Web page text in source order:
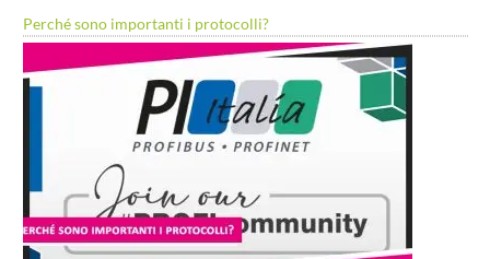
Perché sono importanti i protocolli?